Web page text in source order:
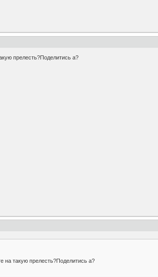
прелесть?Поделитись а?
на такую прелесть?Поделитись а?